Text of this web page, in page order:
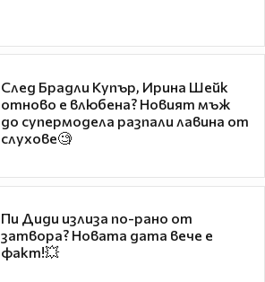
След Брадли Купър, Ирина Шейк
отново е влюбена? Новият мъж
до супермодела разпали лавина от
слухове🧐
Пи Диди излиза по-рано от
затвора? Новата дата вече е
факт!💥